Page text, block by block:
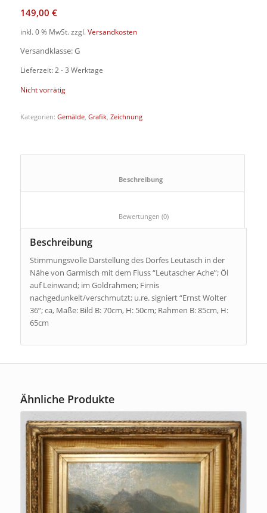
149,00 €
inkl. 0 % MwSt. zzgl. Versandkosten
Versandklasse: G
Lieferzeit: 2 - 3 Werktage
Nicht vorrätig
Kategorien: Gemälde, Grafik, Zeichnung
						Beschreibung
						Bewertungen (0)
Beschreibung
Stimmungsvolle Darstellung des Dorfes Leutasch in der
Nähe von Garmisch mit dem Fluss “Leutascher Ache”; Öl
auf Leinwand; im Goldrahmen; Firnis
nachgedunkelt/verschmutzt; u.re. signiert “Ernst Wolter
36”; ca, Maße: Bild B: 70cm, H: 50cm; Rahmen B: 85cm, H:
65cm
Ähnliche Produkte